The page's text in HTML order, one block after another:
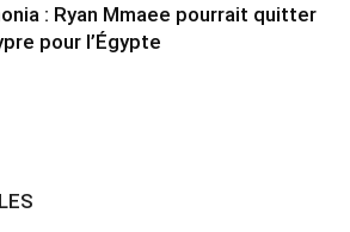
: Ryan Mmaee pourrait quitter
pour l’Égypte